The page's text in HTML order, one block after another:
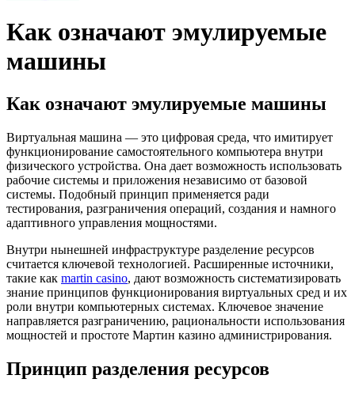
Как означают эмулируемые
машины
Как означают эмулируемые машины
Виртуальная машина — это цифровая среда, что имитирует
функционирование самостоятельного компьютера внутри
физического устройства. Она дает возможность использовать
рабочие системы и приложения независимо от базовой
системы. Подобный принцип применяется ради
тестирования, разграничения операций, создания и намного
адаптивного управления мощностями.
Внутри нынешней инфраструктуре разделение ресурсов
считается ключевой технологией. Расширенные источники,
такие как martin casino, дают возможность систематизировать
знание принципов функционирования виртуальных сред и их
роли внутри компьютерных системах. Ключевое значение
направляется разграничению, рациональности использования
мощностей и простоте Мартин казино администрирования.
Принцип разделения ресурсов